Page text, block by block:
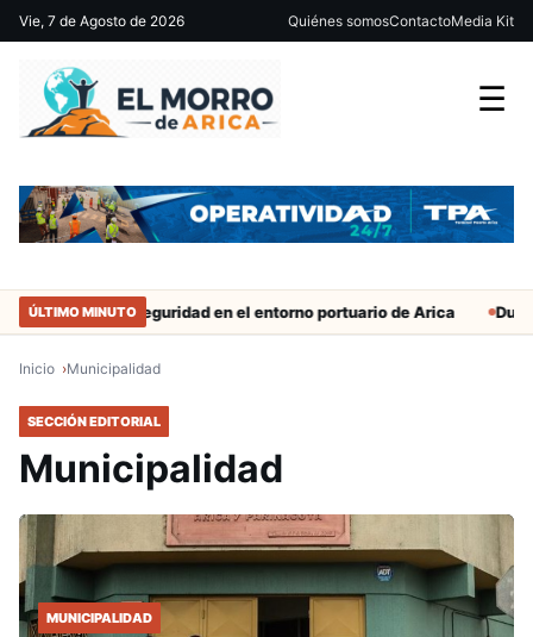
Vie, 7 de Agosto de 2026 Quiénes somosContactoMedia Kit
☰
ÚLTIMO MINUTO
seguridad en el entorno portuario de Arica Duro castigo
Inicio Municipalidad
SECCIÓN EDITORIAL
Municipalidad
MUNICIPALIDAD